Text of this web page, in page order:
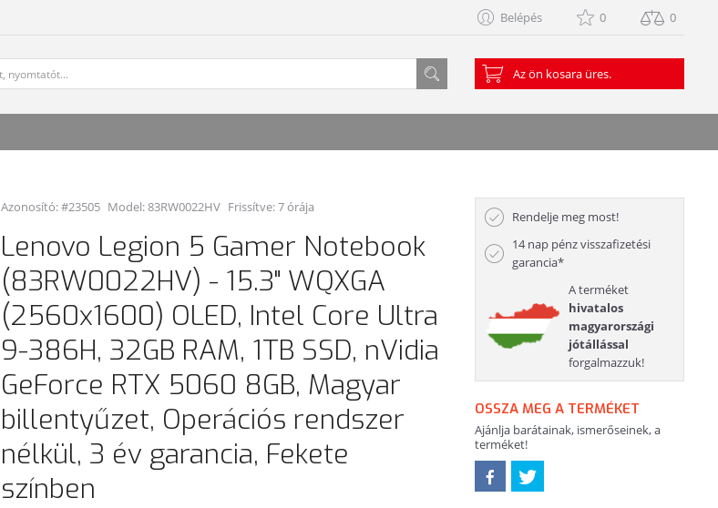
Belépés 0 0
Az ön kosara üres.
Azonosító: #23505 Model:83RW0022HV Frissítve: 7 órája
Lenovo Legion 5 Gamer Notebook
(83RW0022HV) - 15.3" WQXGA
(2560x1600) OLED, Intel Core Ultra
9-386H, 32GB RAM, 1TB SSD, nVidia
GeForce RTX 5060 8GB, Magyar
billentyűzet, Operációs rendszer
nélkül, 3 év garancia, Fekete
színben
Rendelje meg most!
14 nap pénz visszafizetési
garancia*
A terméket
hivatalos
magyarországi
jótállással
forgalmazzuk!
OSSZA MEG A TERMÉKET
Ajánlja barátainak, ismerőseinek, a
terméket!